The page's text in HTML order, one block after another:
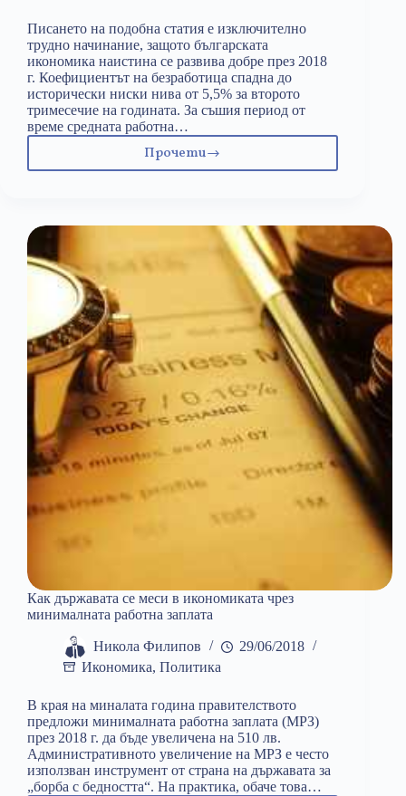
Писането на подобна статия е изключително
трудно начинание, защото българската
икономика наистина се развива добре през 2018
г. Коефициентът на безработица спадна до
исторически ниски нива от 5,5% за второто
тримесечие на годината. За съшия период от
време средната работна…
Прочети
Три
Как държавата се меси в икономиката чрез
минималната работна заплата
Никола Филипов
29/06/2018
Икономика, Политика
В края на миналата година правителството
предложи минималната работна заплата (МРЗ)
през 2018 г. да бъде увеличена на 510 лв.
Административното увеличение на МРЗ е често
използван инструмент от страна на държавата за
„борба с бедността“. На практика, обаче това…